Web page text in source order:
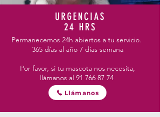
URGENCIAS
24 HRS
Permanecemos 24h abiertos a tu servicio.
365 días al año 7 días semana
Por favor, si tu mascota nos necesita,
llámanos al 91 766 87 74
Llámanos